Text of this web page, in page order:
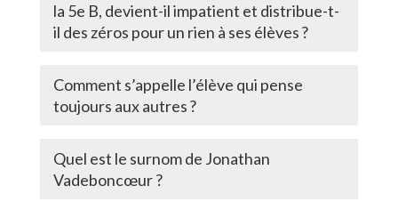
la 5e B, devient-il impatient et distribue-t-
il des zéros pour un rien à ses élèves ?
Comment s’appelle l’élève qui pense
toujours aux autres ?
Quel est le surnom de Jonathan
Vadeboncœur ?